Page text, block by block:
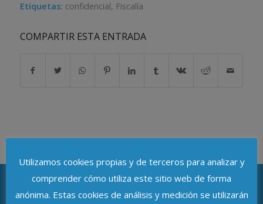
Etiquetas: confidencial, Fiscalía
COMPARTIR ESTA ENTRADA
Utilizamos cookies propias y de terceros para analizar y
comprender cómo utiliza este sitio web de forma
anónima. Estas cookies de análisis y medición se utilizarán